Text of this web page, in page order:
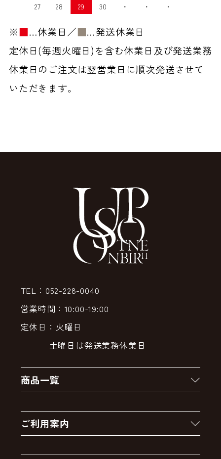
27
28 29 30 ・ ・ ・
※■…休業日／■…発送休業日
定休日(毎週火曜日)を含む休業日及び発送業務
休業日のご注文は翌営業日に順次発送させて
いただきます。
TEL：052-228-0040
営業時間：10:00-19:00
定休日：火曜日
土曜日は発送業務休業日
商品一覧
クーポン
卸販売・大量注文
ご利用案内